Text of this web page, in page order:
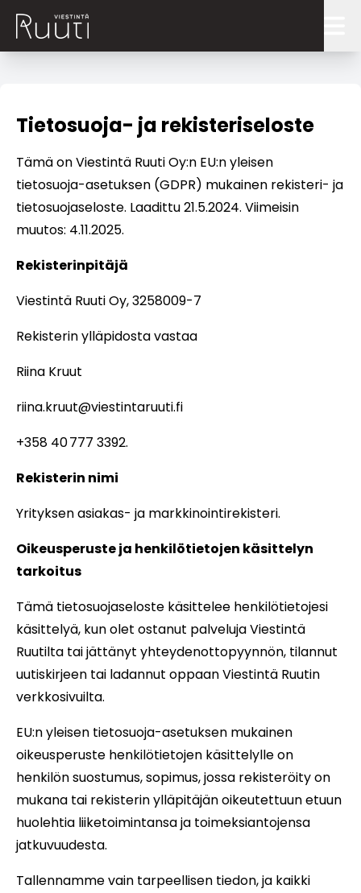
Ruutitynnyri
Palvelut
Ruudinkeksijät
Referenssit
Ota yhteyttä
COPYWRITE: Ruutia kirjoittamiseen
Tietosuoja- ja rekisteriseloste
Tämä on Viestintä Ruuti Oy:n EU:n yleisen
tietosuoja-asetuksen (GDPR) mukainen rekisteri- ja
tietosuojaseloste. Laadittu 21.5.2024. Viimeisin
muutos: 4.11.2025.
Rekisterinpitäjä
Viestintä Ruuti Oy, 3258009-7
Rekisterin ylläpidosta vastaa
Riina Kruut
riina.kruut@viestintaruuti.fi
+358 40 777 3392.
Rekisterin nimi
Yrityksen asiakas- ja markkinointirekisteri.
Oikeusperuste ja henkilötietojen käsittelyn
tarkoitus
Tämä tietosuojaseloste käsittelee henkilötietojesi
käsittelyä, kun olet ostanut palveluja Viestintä
Ruutilta tai jättänyt yhteydenottopyynnön, tilannut
uutiskirjeen tai ladannut oppaan Viestintä Ruutin
verkkosivuilta.
EU:n yleisen tietosuoja-asetuksen mukainen
oikeusperuste henkilötietojen käsittelylle on
henkilön suostumus, sopimus, jossa rekisteröity on
mukana tai rekisterin ylläpitäjän oikeutettuun etuun
huolehtia liiketoimintansa ja toimeksiantojensa
jatkuvuudesta.
Tallennamme vain tarpeellisen tiedon, ja kaikki